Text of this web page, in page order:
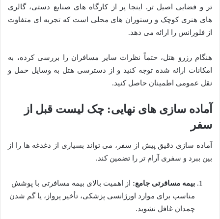
تر و فضایی اصیل تر. اینجا پر از کارگاه های صنایع دستی، گالری
های هنری کوچک و رستوران های محلی است که تجربه ای متفاوت
از فلورانس را ارائه می دهد.
هنگام رزرو هتل، حتماً نظرات سایر مسافران را بررسی کرده، به
امکانات ارائه شده توجه کنید و از دسترسی هتل به وسایل حمل و
نقل عمومی اطمینان حاصل کنید.
آماده سازی های نهایی: چک لیست قبل از
سفر
آماده سازی دقیق پیش از سفر، می تواند بسیاری از دغدغه ها را از
بین ببرد و سفری آرام تر را تضمین کند.
بیمه مسافرتی جامع: از اهمیت بالای بیمه مسافرتی با پوشش
مناسب برای موارد اورژانسی پزشکی، تأخیر پرواز، یا گم شدن
چمدان غافل نشوید.